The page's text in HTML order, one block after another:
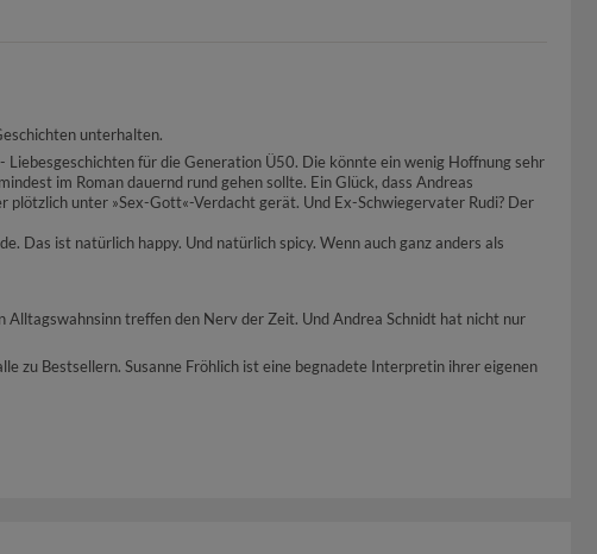
unterhalten.
für die Generation Ü50. Die könnte ein wenig Hoffnung sehr
im Roman dauernd rund gehen sollte. Ein Glück, dass Andreas
plötzlich unter »Sex-Gott«-Verdacht gerät. Und Ex-Schwiegervater Rudi? Der
Das ist natürlich happy. Und natürlich spicy. Wenn auch ganz anders als
Alltagswahnsinn treffen den Nerv der Zeit. Und Andrea Schnidt hat nicht nur
zu Bestsellern. Susanne Fröhlich ist eine begnadete Interpretin ihrer eigenen